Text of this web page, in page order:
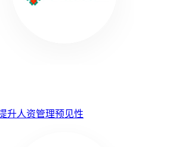
升人资管理预见性